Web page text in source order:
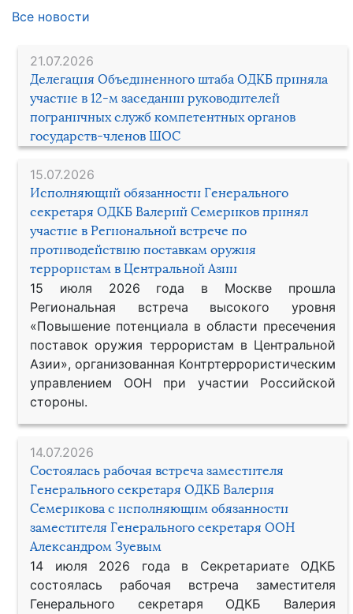
21.07.2026
Делегация Объединенного штаба ОДКБ приняла
участие в 12-м заседании руководителей
пограничных служб компетентных органов
государств-членов ШОС
15.07.2026
Исполняющий обязанности Генерального
секретаря ОДКБ Валерий Семериков принял
участие в Региональной встрече по
противодействию поставкам оружия
террористам в Центральной Азии
15 июля 2026 года в Москве прошла
Региональная встреча высокого уровня
«Повышение потенциала в области пресечения
поставок оружия террористам в Центральной
Азии», организованная Контртеррористическим
управлением ООН при участии Российской
стороны.
14.07.2026
Состоялась рабочая встреча заместителя
Генерального секретаря ОДКБ Валерия
Семерикова с исполняющим обязанности
заместителя Генерального секретаря ООН
Александром Зуевым
14 июля 2026 года в Секретариате ОДКБ
состоялась рабочая встреча заместителя
Генерального секретаря ОДКБ Валерия
Все новости